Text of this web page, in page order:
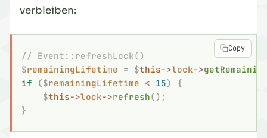
verbleiben:
// Event::refreshLock()
$remainingLifetime = $this->lock->
if ($remainingLifetime < 15)
{
    $
this->lock->refresh();
}
Copy